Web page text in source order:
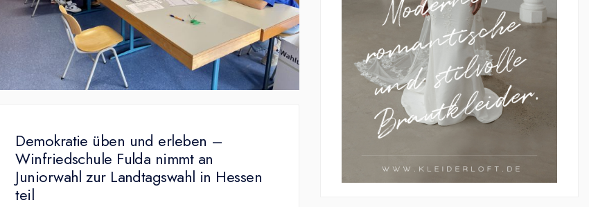
Demokratie üben und erleben –
Winfriedschule Fulda nimmt an
Juniorwahl zur Landtagswahl in Hessen
teil